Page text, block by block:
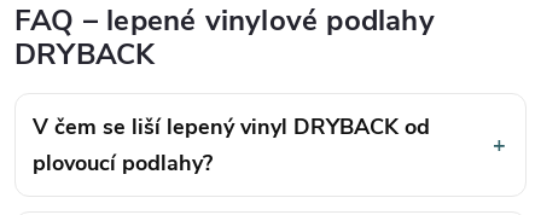
FAQ – lepené vinylové podlahy
DRYBACK
V čem se liší lepený vinyl DRYBACK od
plovoucí podlahy?
+